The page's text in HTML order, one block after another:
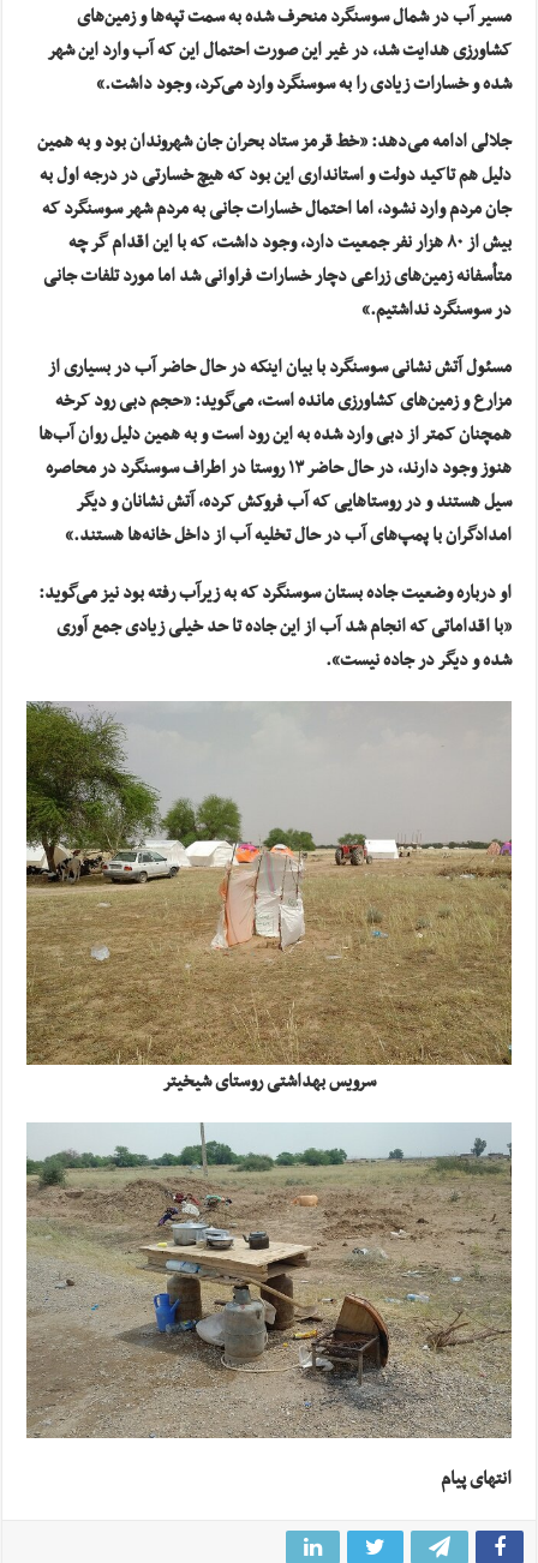
مسیر آب در شمال سوسنگرد منحرف شده به سمت تپه‌ها و زمین‌های
کشاورزی هدایت شد، در غیر این صورت احتمال این که آب وارد این شهر
شده و خسارات زیادی را به سوسنگرد وارد می‌کرد، وجود داشت.»
جلالی ادامه می‌دهد: «خط قرمز ستاد بحران جان شهروندان بود و به همین
دلیل هم تاکید دولت و استانداری این بود که هیچ خسارتی در درجه اول به
جان مردم وارد نشود، اما احتمال خسارات جانی به مردم شهر سوسنگرد که
بیش از ۸۰ هزار نفر جمعیت دارد، وجود داشت، که با این اقدام گر چه
متأسفانه زمین‌های زراعی دچار خسارات فراوانی شد اما مورد تلفات جانی
در سوسنگرد نداشتیم.»
مسئول آتش نشانی سوسنگرد با بیان اینکه در حال حاضر آب در بسیاری از
مزارع و زمین‌های کشاورزی مانده است، می‌گوید: «حجم دبی رود کرخه
همچنان کمتر از دبی وارد شده به این رود است و به همین دلیل روان آب‌ها
هنوز وجود دارند، در حال حاضر ۱۳ روستا در اطراف سوسنگرد در محاصره
سیل هستند و در روستاهایی که آب فروکش کرده، آتش نشانان و دیگر
امدادگران با پمپ‌های آب در حال تخلیه آب از داخل خانه‌ها هستند.»
او درباره وضعیت جاده بستان سوسنگرد که به زیرآب رفته بود نیز می‌گوید:
«با اقداماتی که انجام شد آب از این جاده تا حد خیلی زیادی جمع آوری
شده و دیگر در جاده نیست».
سرویس بهداشتی روستای شیخیتر
انتهای پیام